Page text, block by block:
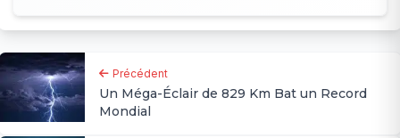
Précédent
Un Méga-Éclair de 829 Km Bat un Record
Mondial